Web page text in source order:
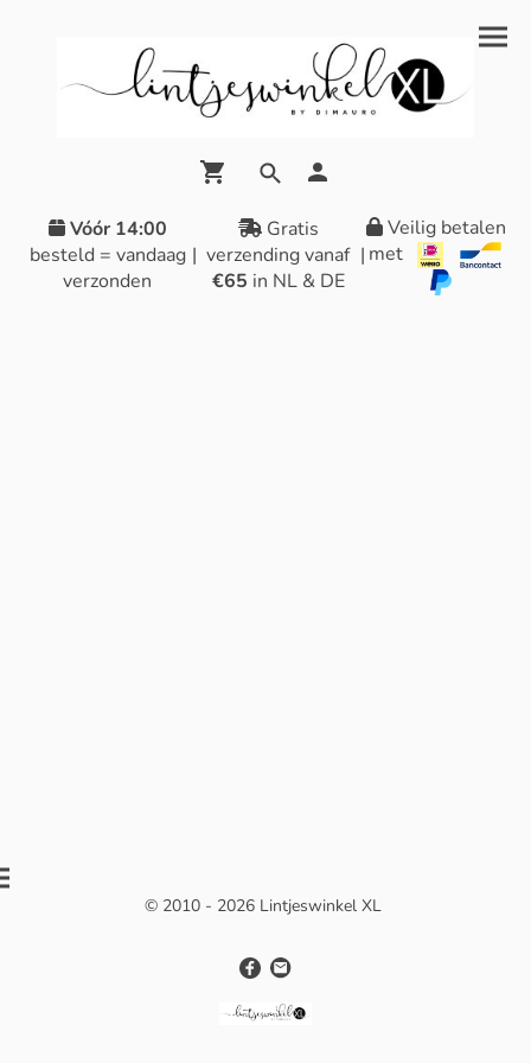
Vóór 14:00
besteld = vandaag
verzonden
|
Gratis
verzending vanaf
€65 in NL & DE
|
Veilig betalen
met
© 2010 - 2026 Lintjeswinkel XL